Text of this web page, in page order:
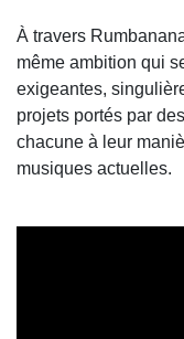
À travers
même ambition qui
exigeantes,
projets portés par
chacune à leur
musiques actuelles.